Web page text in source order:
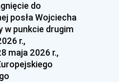
1985
1979
do
posła Wojciecha
w punkcie drugim
r.,
maja 2026 r.,